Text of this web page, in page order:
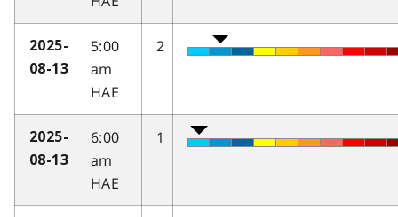
2025-
08-13
5:00
am
HAE
2
2025-
08-13
6:00
am
HAE
1